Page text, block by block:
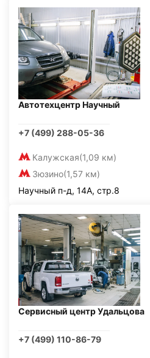
Автотехцентр Научный
+7 (499) 288-05-36
Калужская(1,09 км)
Зюзино(1,57 км)
Научный п-д, 14А, стр.8
Сервисный центр Удальцова
+7 (499) 110-86-79